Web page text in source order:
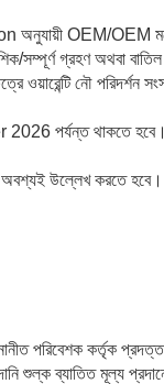
OEM/OEM
গ্রহণ অথবা বাতিল
ওয়ারেন্টি নৌ পরিদর্শন
থাকতে হবে।
উল্লেখ করতে হবে।
কর্তৃক প্রদত্ত সনদ
ব্যাতিত মূল্য প্রদানের